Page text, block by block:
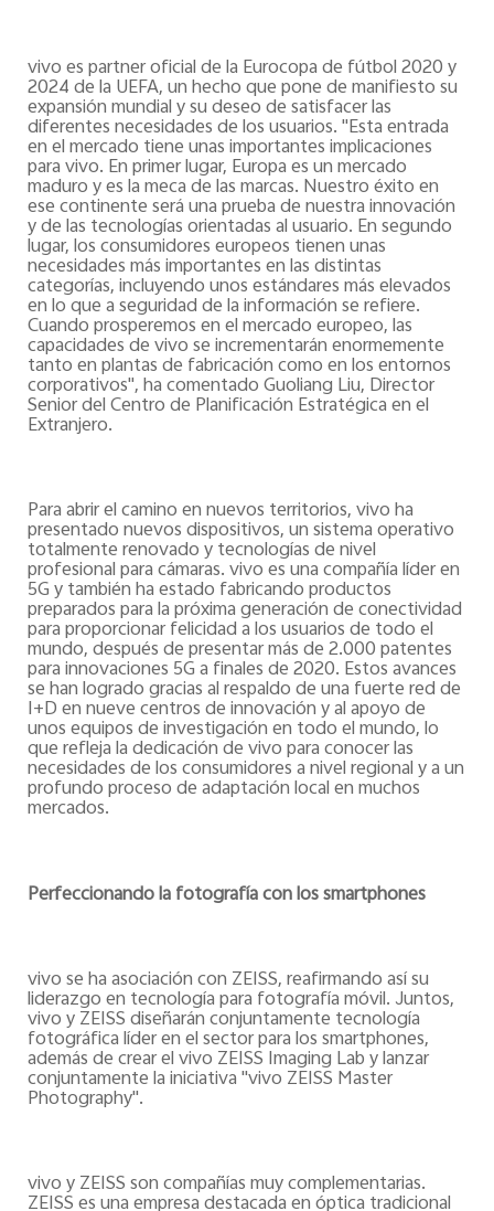
vivo es partner oficial de la Eurocopa de fútbol 2020 y
2024 de la UEFA, un hecho que pone de manifiesto su
expansión mundial y su deseo de satisfacer las
diferentes necesidades de los usuarios. "Esta entrada
en el mercado tiene unas importantes implicaciones
para vivo. En primer lugar, Europa es un mercado
maduro y es la meca de las marcas. Nuestro éxito en
ese continente será una prueba de nuestra innovación
y de las tecnologías orientadas al usuario. En segundo
lugar, los consumidores europeos tienen unas
necesidades más importantes en las distintas
categorías, incluyendo unos estándares más elevados
en lo que a seguridad de la información se refiere.
Cuando prosperemos en el mercado europeo, las
capacidades de vivo se incrementarán enormemente
tanto en plantas de fabricación como en los entornos
corporativos", ha comentado Guoliang Liu, Director
Senior del Centro de Planificación Estratégica en el
Extranjero.
Para abrir el camino en nuevos territorios, vivo ha
presentado nuevos dispositivos, un sistema operativo
totalmente renovado y tecnologías de nivel
profesional para cámaras. vivo es una compañía líder en
5G y también ha estado fabricando productos
preparados para la próxima generación de conectividad
para proporcionar felicidad a los usuarios de todo el
mundo, después de presentar más de 2.000 patentes
para innovaciones 5G a finales de 2020. Estos avances
se han logrado gracias al respaldo de una fuerte red de
I+D en nueve centros de innovación y al apoyo de
unos equipos de investigación en todo el mundo, lo
que refleja la dedicación de vivo para conocer las
necesidades de los consumidores a nivel regional y a un
profundo proceso de adaptación local en muchos
mercados.
Perfeccionando la fotografía con los smartphones
vivo se ha asociación con ZEISS, reafirmando así su
liderazgo en tecnología para fotografía móvil. Juntos,
vivo y ZEISS diseñarán conjuntamente tecnología
fotográfica líder en el sector para los smartphones,
además de crear el vivo ZEISS Imaging Lab y lanzar
conjuntamente la iniciativa "vivo ZEISS Master
Photography".
vivo y ZEISS son compañías muy complementarias.